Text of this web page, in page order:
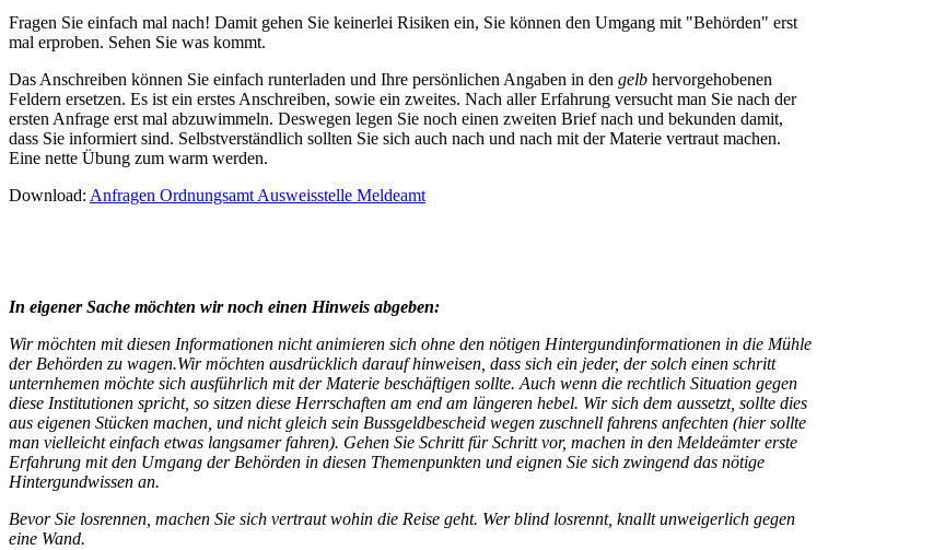
Fragen Sie einfach mal nach! Damit gehen Sie keinerlei Risiken ein, Sie können den Umgang mit "Behörden" erst
mal erproben. Sehen Sie was kommt.
Das Anschreiben können Sie einfach runterladen und Ihre persönlichen Angaben in den gelb hervorgehobenen
Feldern ersetzen. Es ist ein erstes Anschreiben, sowie ein zweites. Nach aller Erfahrung versucht man Sie nach der
ersten Anfrage erst mal abzuwimmeln. Deswegen legen Sie noch einen zweiten Brief nach und bekunden damit,
dass Sie informiert sind. Selbstverständlich sollten Sie sich auch nach und nach mit der Materie vertraut machen.
Eine nette Übung zum warm werden.
Download: Anfragen Ordnungsamt Ausweisstelle Meldeamt
In eigener Sache möchten wir noch einen Hinweis abgeben:
Wir möchten mit diesen Informationen nicht animieren sich ohne den nötigen Hintergundinformationen in die Mühle
der Behörden zu wagen.Wir möchten ausdrücklich darauf hinweisen, dass sich ein jeder, der solch einen schritt
unternhemen möchte sich ausführlich mit der Materie beschäftigen sollte. Auch wenn die rechtlich Situation gegen
diese Institutionen spricht, so sitzen diese Herrschaften am end am längeren hebel. Wir sich dem aussetzt, sollte dies
aus eigenen Stücken machen, und nicht gleich sein Bussgeldbescheid wegen zuschnell fahrens anfechten (hier sollte
man vielleicht einfach etwas langsamer fahren). Gehen Sie Schritt für Schritt vor, machen in den Meldeämter erste
Erfahrung mit den Umgang der Behörden in diesen Themenpunkten und eignen Sie sich zwingend das nötige
Hintergundwissen an.
Bevor Sie losrennen, machen Sie sich vertraut wohin die Reise geht. Wer blind losrennt, knallt unweigerlich gegen
eine Wand.